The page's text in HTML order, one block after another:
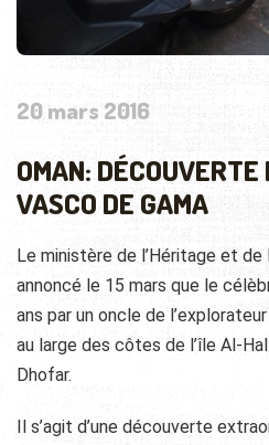
20 mars 2016
OMAN:
VASCO DE GAMA
Le ministère de l’Héritage et de
annoncé le 15 mars que le
ans par un oncle de
au large des côtes de l’île Al-
Dhofar.
Il s’agit d’une découverte